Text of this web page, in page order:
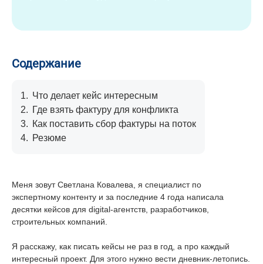
Содержание
1. Что делает кейс интересным
2. Где взять фактуру для конфликта
3. Как поставить сбор фактуры на поток
4. Резюме
Меня зовут Светлана Ковалева, я специалист по
экспертному контенту и за последние 4 года написала
десятки кейсов для digital-агентств, разработчиков,
строительных компаний.
Я расскажу, как писать кейсы не раз в год, а про каждый
интересный проект. Для этого нужно вести дневник-летопись.